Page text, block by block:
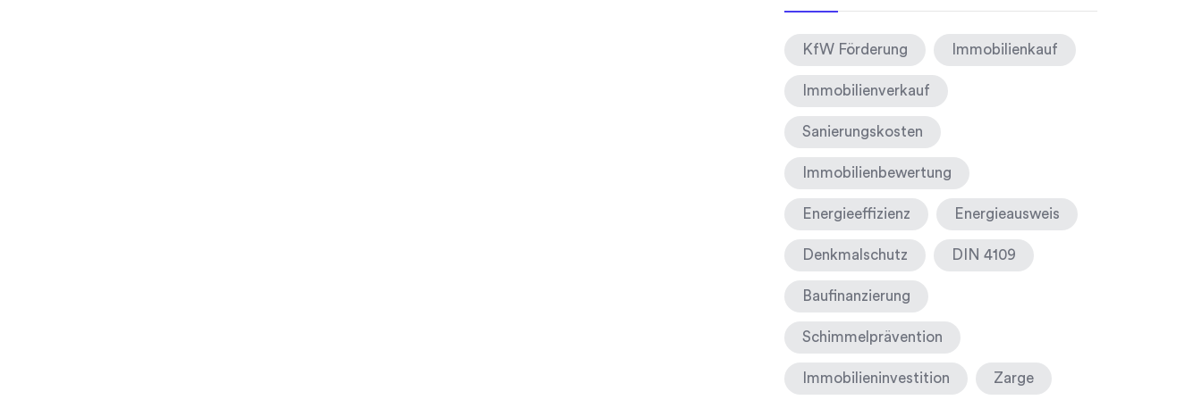
KfW Förderung Immobilienkauf
Immobilienverkauf
Sanierungskosten
Immobilienbewertung
Energieeffizienz Energieausweis
Denkmalschutz DIN 4109
Baufinanzierung
Schimmelprävention
Immobilieninvestition Zarge